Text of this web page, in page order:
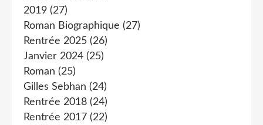
2019 (27)
Roman Biographique (27)
Rentrée 2025 (26)
Janvier 2024 (25)
Roman (25)
Gilles Sebhan (24)
Rentrée 2018 (24)
Rentrée 2017 (22)